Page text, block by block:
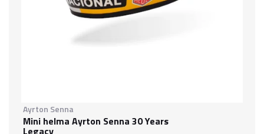
Ayrton Senna
Mini helma Ayrton Senna 30 Years
Legacy